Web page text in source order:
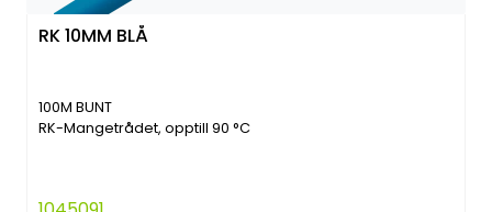
RK 10MM BLÅ
100M BUNT
RK-Mangetrådet, opptill 90 °C